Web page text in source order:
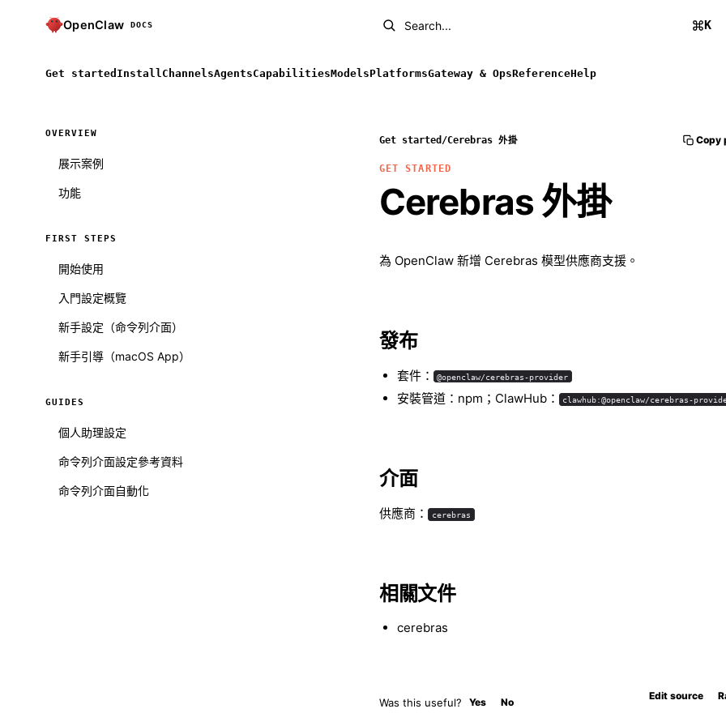
OpenClaw DOCS Search... K
Get started Install ChannelsAgentsCapabilitiesModelsPlatformsGateway & OpsReferenceHelp
OVERVIEW
展示案例
功能
FIRST STEPS
開始使用
入門設定概覽
新手設定（命令列介面）
新手引導（macOS App）
GUIDES
個人助理設定
命令列介面設定參考資料
命令列介面自動化
Get started /Cerebras 外掛 Copy
GET STARTED
Cerebras 外掛
為 OpenClaw 新增 Cerebras 模型供應商支援。
發布
套件： @openclaw/cerebras-provider
安裝管道：npm；ClawHub： clawhub:@openclaw/cerebras-
介面
供應商： cerebras
相關文件
cerebras
Was this useful? Yes No
Edit source